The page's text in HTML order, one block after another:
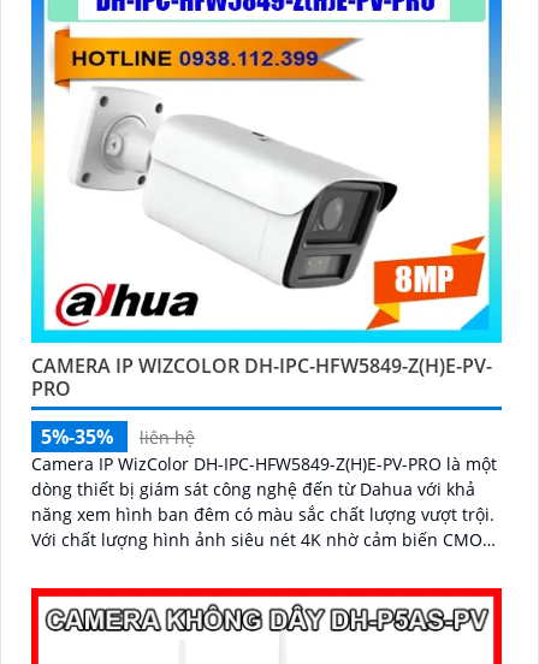
CAMERA IP WIZCOLOR DH-IPC-HFW5849-Z(H)E-PV-
PRO
5%-35%
liên hệ
Camera IP WizColor DH-IPC-HFW5849-Z(H)E-PV-PRO là một
dòng thiết bị giám sát công nghệ đến từ Dahua với khả
năng xem hình ban đêm có màu sắc chất lượng vượt trội.
Với chất lượng hình ảnh siêu nét 4K nhờ cảm biến CMOS